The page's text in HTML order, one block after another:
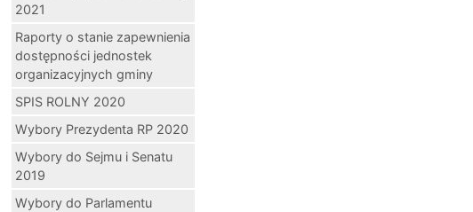
2021
Raporty o stanie zapewnienia
dostępności jednostek
organizacyjnych gminy
SPIS ROLNY 2020
Wybory Prezydenta RP 2020
Wybory do Sejmu i Senatu
2019
Wybory do Parlamentu